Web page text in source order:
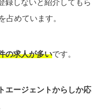
録しないと紹介してもら
を占めています。
の求人が多いです。
エージェントからしか応